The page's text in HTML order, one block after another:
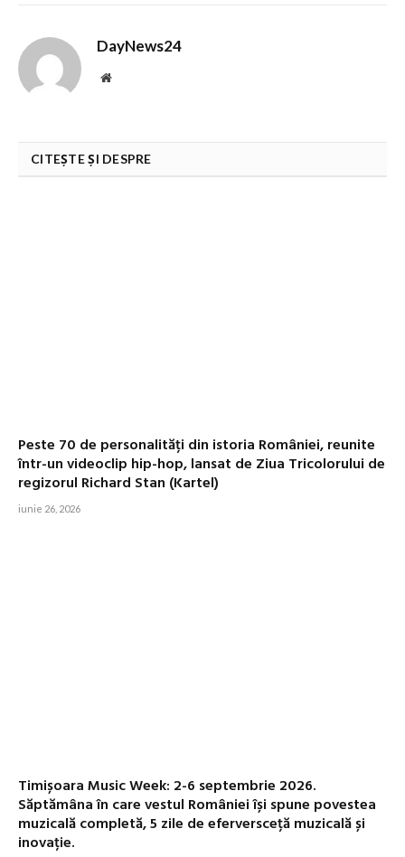
DayNews24
Website
CITEȘTE ȘI DESPRE
Peste 70 de personalități din istoria României, reunite
într-un videoclip hip-hop, lansat de Ziua Tricolorului de
regizorul Richard Stan (Kartel)
iunie 26, 2026
Timișoara Music Week: 2-6 septembrie 2026.
Săptămâna în care vestul României își spune povestea
muzicală completă, 5 zile de eferversceță muzicală și
inovație.